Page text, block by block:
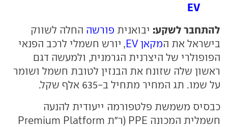
EV
להתחבר לשקע: יבואנית פורשה החלה לשווק
בישראל את המקאן EV
, יורש חשמלי לרכב הפנאי
הפופולרי של היצרנית הגרמנית, ולמעשה דגם
ראשון שלה שזונח את הבנזין לטובת חשמל ושומר
על שמו. תג המחיר מתחיל ב-635 אלף שקל.
כבסיס משמשת פלטפורמה ייעודית להנעה
חשמלית המכונה PPE (ר"ת Premium Platform